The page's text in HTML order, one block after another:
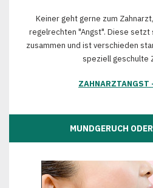
Keiner geht gerne zum
regelrechten "Angst". Diese setzt
zusammen und ist verschieden
speziell geschulte
ZAHNARZTANGST
MUNDGERUCH